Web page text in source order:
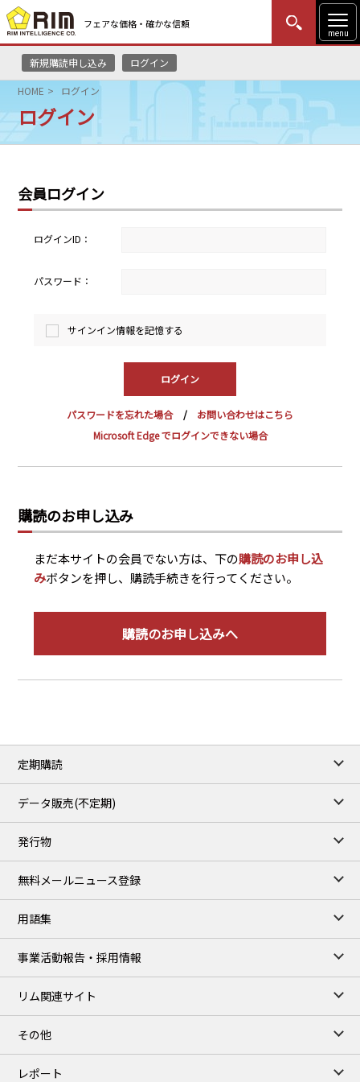
フェアな価格・確かな信頼
menu
新規購読申し込み ログイン
MENU
はじめての方
HOME
リムレポート
メソドロジー
研修・セミナー
採用情報
English Website
瑞姆亜太能源諮問(北京)
HOME ログイン
ログイン
会員ログイン
ログインID：
パスワード：
サインイン情報を記憶する
パスワードを忘れた場合
お問い合わせはこちら
Microsoft Edge でログインできない場合
購読のお申し込み
まだ本サイトの会員でない方は、下の購読のお申し込
みボタンを押し、購読手続きを行ってください。
購読のお申し込みへ
定期購読
データ販売(不定期)
発行物
無料メールニュース登録
用語集
事業活動報告・採用情報
リム関連サイト
その他
レポート